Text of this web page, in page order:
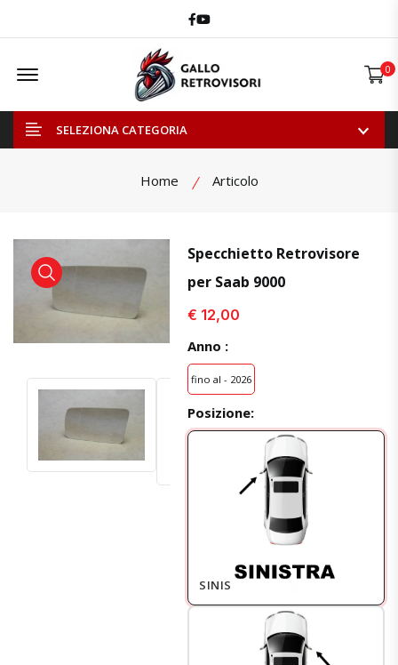
Facebook
Youtube
Offcanvas Menu Open 0
SELEZIONA CATEGORIA
Home Articolo
visualizza prodotto visualizza prodotto
Specchietto Retrovisore
per Saab 9000
€ 12,00
Anno :
fino al - 2026
Posizione:
SINISTRO